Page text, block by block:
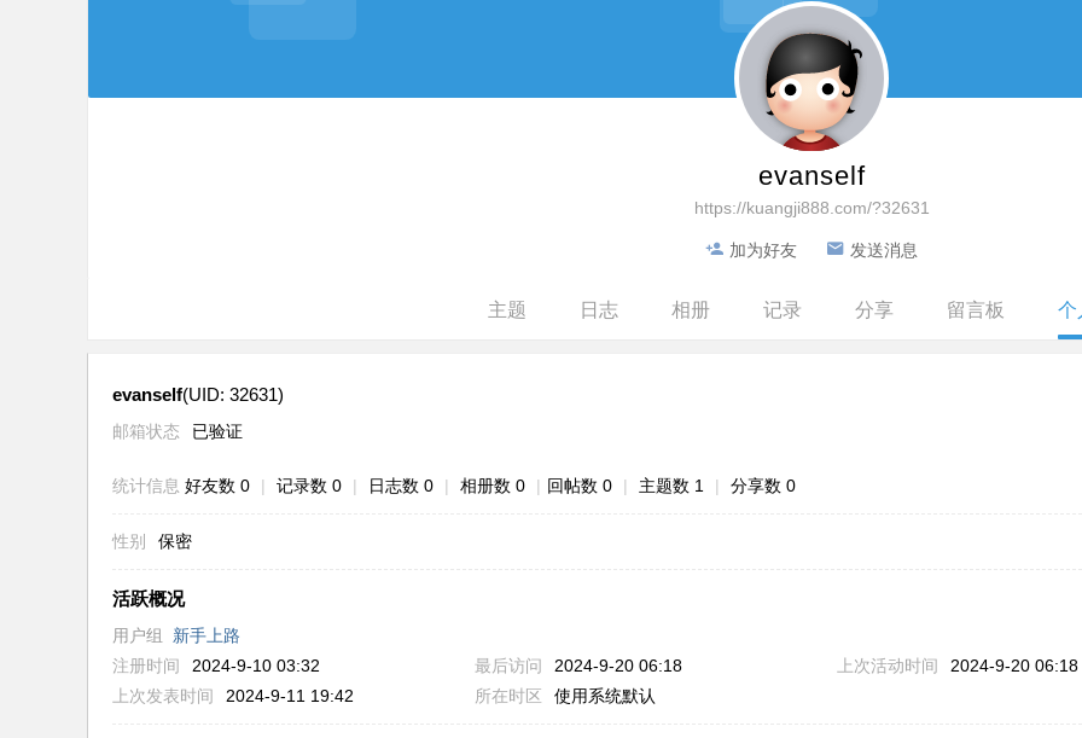
evanself
https://kuangji888.com/?32631
加为好友 发送消息
主题 日志 相册 记录 分享 留言板 个
evanself(UID: 32631)
邮箱状态 已验证
统计信息 好友数 0 | 记录数 0 | 日志数 0 | 相册数 0 | 回帖数 0 | 主题数 1 | 分享数 0
性别 保密
活跃概况
用户组 新手上路
注册时间
2024-9-10 03:32 最后访问 2024-9-20 06:18 上次活动时间
2024-9-20 06:18
上次发表时间
2024-9-11 19:42 所在时区 使用系统默认